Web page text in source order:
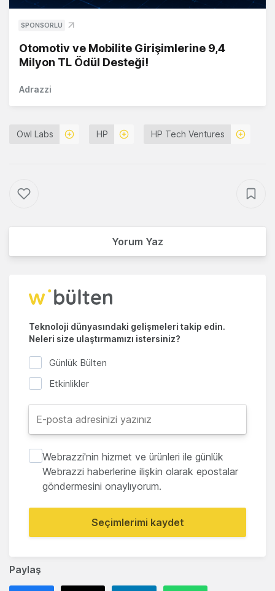
Paylaş
SPONSORLU
Otomotiv ve Mobilite Girişimlerine 9,4
Milyon TL Ödül Desteği!
Adrazzi
Owl Labs HP HP Tech Ventures
Yorum Yaz
Teknoloji dünyasındaki gelişmeleri takip edin.
Neleri size ulaştırmamızı istersiniz?
Günlük Bülten
Etkinlikler
Webrazzi'nin hizmet ve ürünleri ile günlük
Webrazzi haberlerine ilişkin olarak epostalar
göndermesini onaylıyorum.
Seçimlerimi kaydet